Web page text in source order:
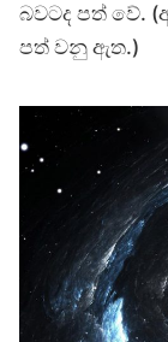
බවටද පත් වේ.
පත් වනු ඇත.)